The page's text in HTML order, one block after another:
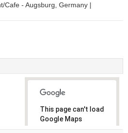
Cafe - Augsburg, Germany |
This page can't load
Google Maps
correctly.